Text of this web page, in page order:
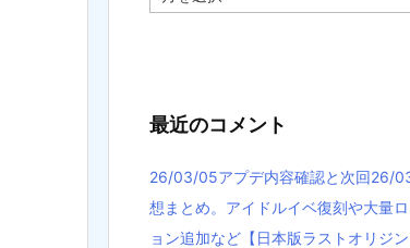
ー
最近のコメント
26/03/05アプデ内容確認と次回26/
想まとめ。アイドルイベ復刻や大量
ョン追加など【日本版ラストオリジン